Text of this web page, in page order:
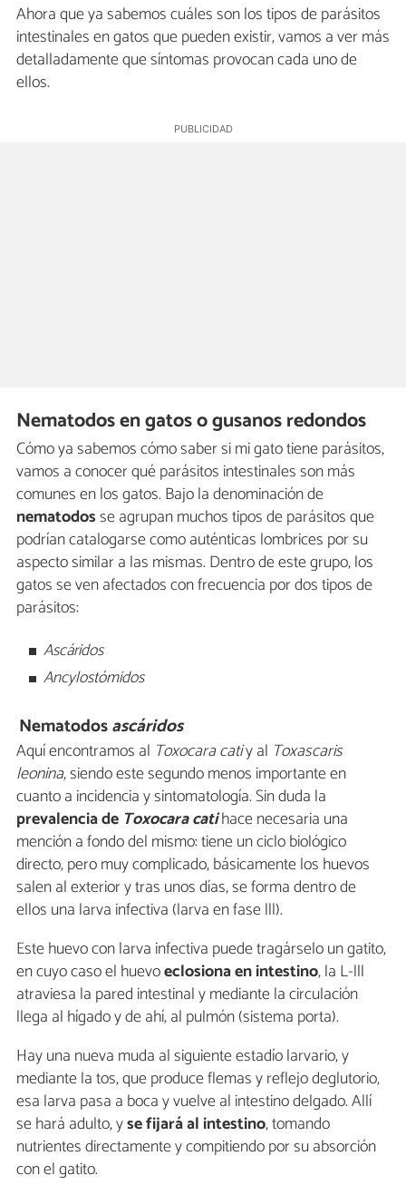
Ahora que ya sabemos cuáles son los tipos de parásitos
intestinales en gatos que pueden existir, vamos a ver más
detalladamente que síntomas provocan cada uno de
ellos.
Nematodos en gatos o gusanos redondos
Cómo ya sabemos cómo saber si mi gato tiene parásitos,
vamos a conocer qué parásitos intestinales son más
comunes en los gatos. Bajo la denominación de
nematodosse agrupan muchos tipos de parásitos que
podrían catalogarse como auténticas lombrices por su
aspecto similar a las mismas. Dentro de este grupo, los
gatos se ven afectados con frecuencia por dos tipos de
parásitos:
Ascáridos
Ancylostómidos
Nematodosascáridos
Aquí encontramos al Toxocara catiy al Toxascaris
leonina, siendo este segundo menos importante en
cuanto a incidencia y sintomatología. Sin duda la
prevalencia de Toxocara catihace necesaria una
mención a fondo del mismo: tiene un ciclo biológico
directo, pero muy complicado, básicamente los huevos
salen al exterior y tras unos días, se forma dentro de
ellos una larva infectiva (larva en fase lll).
Este huevo con larva infectiva puede tragárselo un gatito,
en cuyo caso el huevoeclosiona en intestino, la L-lll
atraviesa la pared intestinal y mediante la circulación
llega al hígado y de ahí, al pulmón (sistema porta).
Hay una nueva muda al siguiente estadío larvario, y
mediante la tos, que produce flemas y reflejo deglutorio,
esa larva pasa a boca y vuelve al intestino delgado. Allí
se hará adulto, yse fijará al intestino, tomando
nutrientes directamente y compitiendo por su absorción
con el gatito.